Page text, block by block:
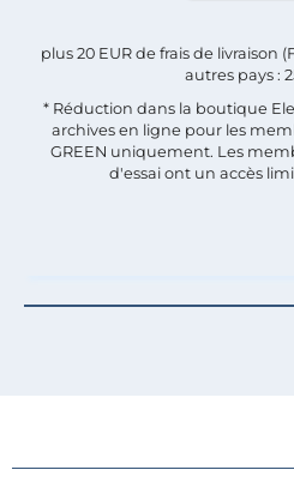
plus 20 EUR de frais de livraison
autres pays :
* Réduction dans la boutique
archives en ligne pour les
GREEN uniquement. Les
d'essai ont un accès